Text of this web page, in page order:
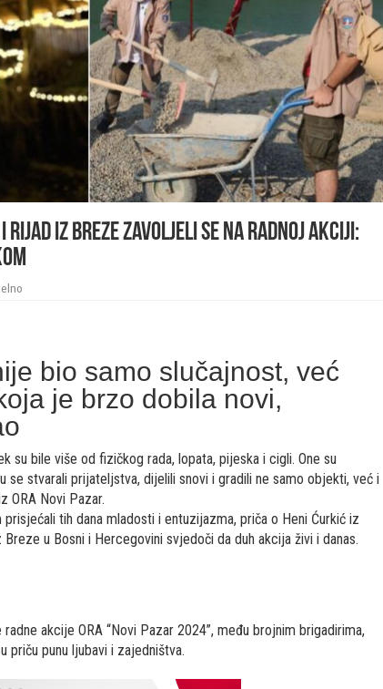
i Rijad iz Breze zavoljeli se na radnoj akciji:
bio samo slučajnost, već
je brzo dobila novi,
su bile više od fizičkog rada, lopata, pijeska i cigli. One su
se stvarali prijateljstva, dijelili snovi i gradili ne samo objekti, već i
ORA Novi Pazar.
tih dana mladosti i entuzijazma, priča o Heni Ćurkić iz
u Bosni i Hercegovini svjedoči da duh akcija živi i danas.
akcije ORA “Novi Pazar 2024”, među brojnim brigadirima,
priču punu ljubavi i zajedništva.